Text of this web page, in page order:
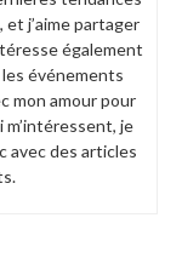
j’aime partager
également
événements
mon amour pour
m’intéressent, je
avec des articles